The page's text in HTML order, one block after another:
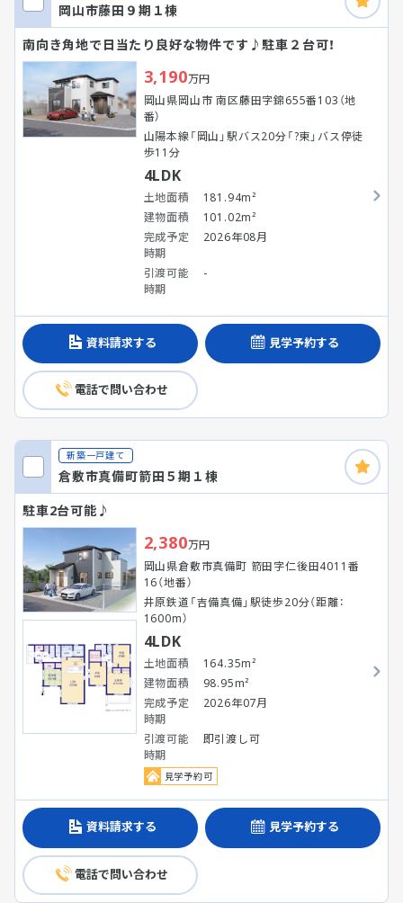
岡山市藤田９期１棟
南向き角地で日当たり良好な物件です♪駐車２台可！
3,190万円
岡山県岡山市 南区藤田字錦655番103（地
番）
山陽本線「岡山」駅バス20分「?東」バス停徒
歩11分
4LDK
土地面積
181.94m²
建物面積
101.02m²
完成予定
時期
2026年08月
引渡可能
時期
-
資料請求する 見学予約する
電話で問い合わせ
新築一戸建て
倉敷市真備町箭田５期１棟
駐車2台可能♪
2,380万円
岡山県倉敷市真備町 箭田字仁後田4011番
16（地番）
井原鉄道「吉備真備」駅徒歩20分（距離：
1600m）
4LDK
土地面積
164.35m²
建物面積
98.95m²
完成予定
時期
2026年07月
引渡可能
時期
即引渡し可
見学予約可
資料請求する 見学予約する
電話で問い合わせ